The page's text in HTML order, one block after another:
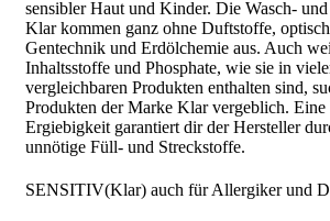
sensibler Haut und Kinder. Die Wasch-
Klar kommen ganz ohne Duftstoffe,
Gentechnik und Erdölchemie aus. Auch
Inhaltsstoffe und Phosphate, wie sie in
vergleichbaren Produkten enthalten sind,
Produkten der Marke Klar vergeblich. Eine
Ergiebigkeit garantiert dir der Hersteller
unnötige Füll- und Streckstoffe.
SENSITIV(Klar) auch für Allergiker und